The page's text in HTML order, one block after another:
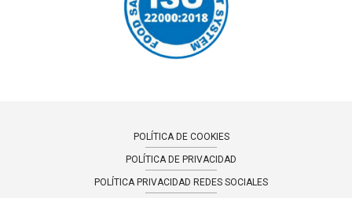
POLÍTICA DE COOKIES
POLÍTICA DE PRIVACIDAD
POLÍTICA PRIVACIDAD REDES SOCIALES